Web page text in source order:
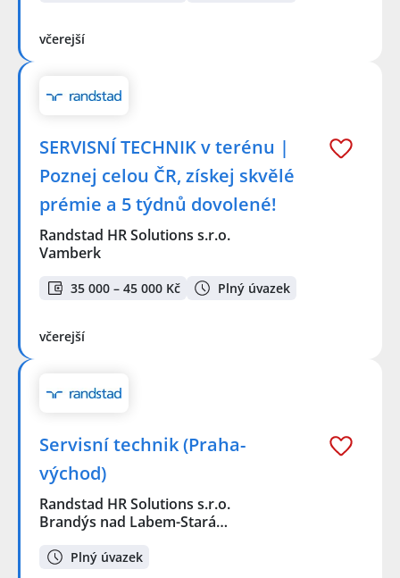
včerejší
SERVISNÍ TECHNIK v terénu |
Poznej celou ČR, získej skvělé
prémie a 5 týdnů dovolené!
Randstad HR Solutions s.r.o.
Vamberk
35 000 – 45 000 Kč Plný úvazek
včerejší
Servisní technik (Praha-
východ)
Randstad HR Solutions s.r.o.
Brandýs nad Labem-Stará…
Plný úvazek